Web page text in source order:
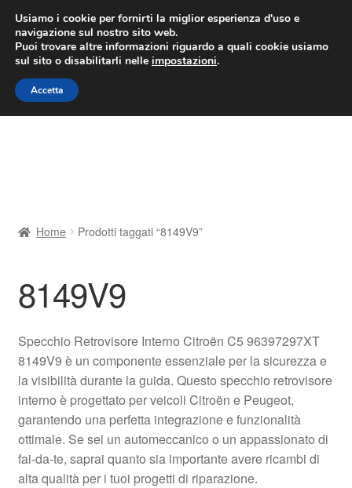
CONSEGNA da 7 EUR
Lun-Ven 9:00 - 16:00/800 580 290
Vai
alla
navigazione
Vai
al
contenuto
Contatto
Il mio account
Pagamenti
Politica sulla riservatezza
Procedura di Reclamo
Home Prodotti taggati “8149V9”
8149V9
Specchio Retrovisore Interno Citroën C5 96397297XT
8149V9 è un componente essenziale per la sicurezza e
la visibilità durante la guida. Questo specchio retrovisore
interno è progettato per veicoli Citroën e Peugeot,
garantendo una perfetta integrazione e funzionalità
ottimale. Se sei un automeccanico o un appassionato di
fai-da-te, saprai quanto sia importante avere ricambi di
alta qualità per i tuoi progetti di riparazione.
Usiamo i cookie per fornirti la miglior esperienza d'uso e
navigazione sul nostro sito web.
Puoi trovare altre informazioni riguardo a quali cookie usiamo
sul sito o disabilitarli nelle impostazioni.
Accetta